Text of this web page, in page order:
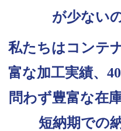
が少ない
私たちはコンテ
富な加工実績、
問わず豊富な在
短納期での